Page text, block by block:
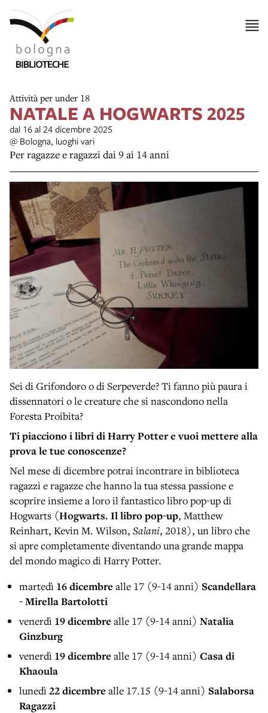
Attività per under 18
NATALE A HOGWARTS 2025
dal 16 al 24 dicembre 2025
@ Bologna, luoghi vari
Per ragazze e ragazzi dai 9 ai 14 anni
Sei di Grifondoro o di Serpeverde? Ti fanno più paura i
dissennatori o le creature che si nascondono nella
Foresta Proibita?
Ti piacciono i libri di Harry Potter e vuoi mettere alla
prova le tue conoscenze?
Nel mese di dicembre potrai incontrare in biblioteca
ragazzi e ragazze che hanno la tua stessa passione e
scoprire insieme a loro il fantastico libro pop-up di
Hogwarts (Hogwarts. Il libro pop-up, Matthew
Reinhart, Kevin M. Wilson, Salani, 2018), un libro che
si apre completamente diventando una grande mappa
del mondo magico di Harry Potter.
martedì 16 dicembre alle 17 (9-14 anni) Scandellara
- Mirella Bartolotti
venerdì 19 dicembre alle 17 (9-14 anni) Natalia
Ginzburg
venerdì 19 dicembre alle 17 (9-14 anni) Casa di
Khaoula
lunedì22 dicembre alle 17.15 (9-14 anni) Salaborsa
Ragazzi